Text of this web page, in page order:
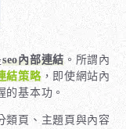
seo內部連結。所謂內
結策略，即使網站內
基本功。
類頁、主題頁與內容